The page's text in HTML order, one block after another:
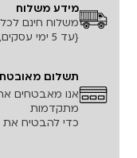
מידע משלוח
משלוח חינם לכל
{עד 5 ימי עסקים, למעט אזורים חריגים}
תשלום מאובטח
אנו מאבטחים
מתקדמות
כדי להבטיח